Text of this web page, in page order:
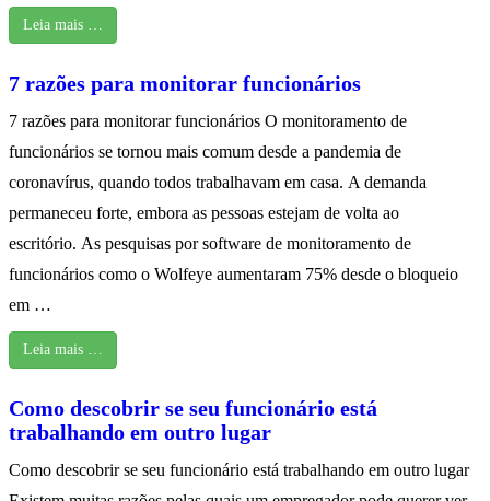
Leia mais …
7 razões para monitorar funcionários
7 razões para monitorar funcionários O monitoramento de
funcionários se tornou mais comum desde a pandemia de
coronavírus, quando todos trabalhavam em casa. A demanda
permaneceu forte, embora as pessoas estejam de volta ao
escritório. As pesquisas por software de monitoramento de
funcionários como o Wolfeye aumentaram 75% desde o bloqueio
em …
Leia mais …
Como descobrir se seu funcionário está
trabalhando em outro lugar
Como descobrir se seu funcionário está trabalhando em outro lugar